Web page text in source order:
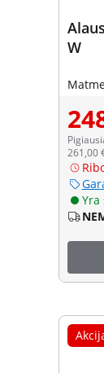
W
261,00
Yra